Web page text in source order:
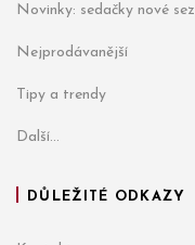
Novinky: sedačky nové
Nejprodávanější
Tipy a trendy
Další...
DŮLEŽITÉ ODKAZY